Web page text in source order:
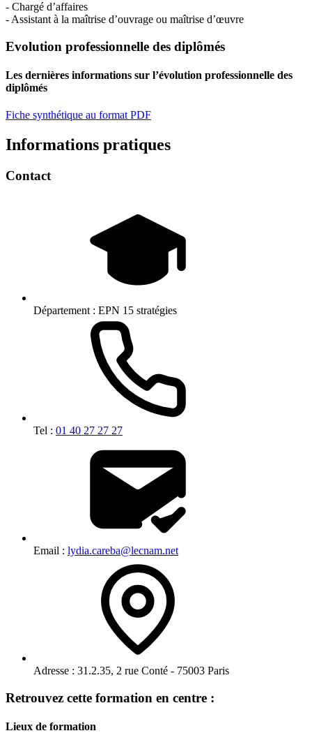
- Chargé d’affaires
- Assistant à la maîtrise d’ouvrage ou maîtrise d’œuvre
Evolution professionnelle des diplômés
Les dernières informations sur l’évolution professionnelle des
diplômés
Fiche synthétique au format PDF
Informations pratiques
Contact
Département : EPN 15 stratégies
Tel : 01 40 27 27 27
Email : lydia.careba@lecnam.net
Adresse : 31.2.35, 2 rue Conté - 75003 Paris
Retrouvez cette formation en centre :
Lieux de formation